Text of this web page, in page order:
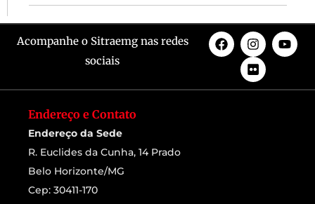
Acompanhe o Sitraemg nas redes
sociais
Endereço e Contato
Endereço da Sede
R. Euclides da Cunha, 14 Prado
Belo Horizonte/MG
Cep: 30411-170